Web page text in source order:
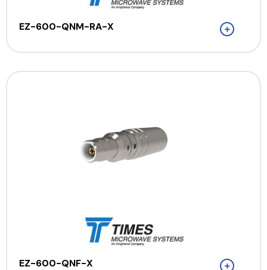
EZ-600-QNM-RA-X
EZ-600-QNF-X